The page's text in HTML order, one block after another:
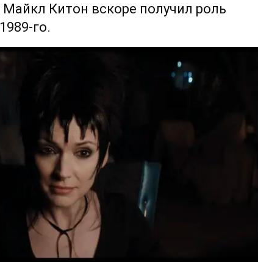
Майкл Китон вскоре получил роль
го.